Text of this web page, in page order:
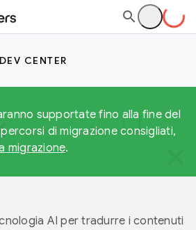
CENTER
supportate fino alla fine del
di migrazione consigliati,
migrazione.
AI per tradurre i contenuti